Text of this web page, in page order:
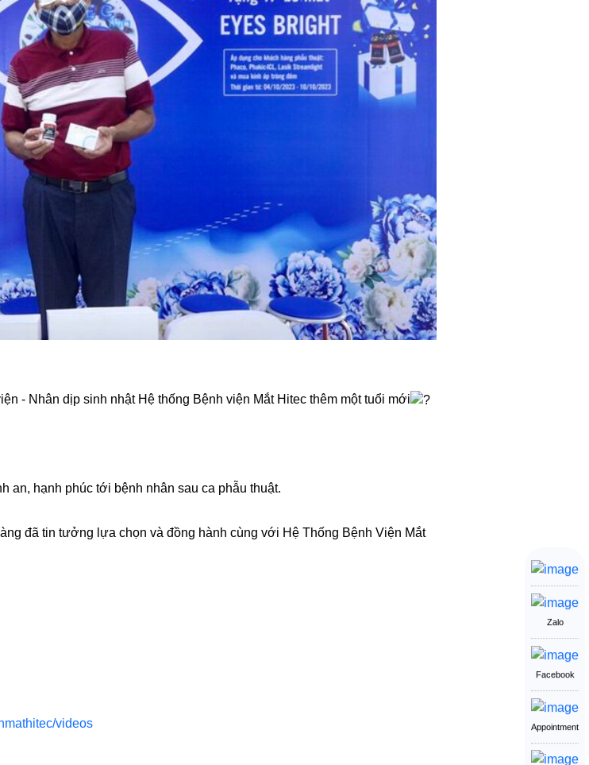
- Nhân dịp sinh nhật Hệ thống Bệnh viện Mắt Hitec thêm một tuổi mới
an, hạnh phúc tới bệnh nhân sau ca phẫu thuật.
đã tin tưởng lựa chọn và đồng hành cùng với Hệ Thống Bệnh Viện Mắt
videos
Zalo
Facebook
Appointment